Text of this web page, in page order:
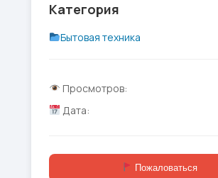
Категория
Бытовая техника
Просмотров:
Дата:
Пожаловаться